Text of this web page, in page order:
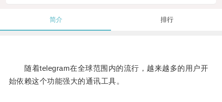
简介 排行
随着telegram在全球范围内的流行，越来越多的用户开
始依赖这个功能强大的通讯工具。